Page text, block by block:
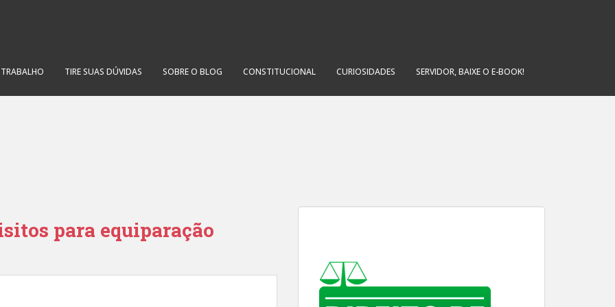
TIRE SUAS DÚVIDAS SOBRE O BLOG CONSTITUCIONAL CURIOSIDADES SERVIDOR, BAIXE O E-BOOK!
para equiparação